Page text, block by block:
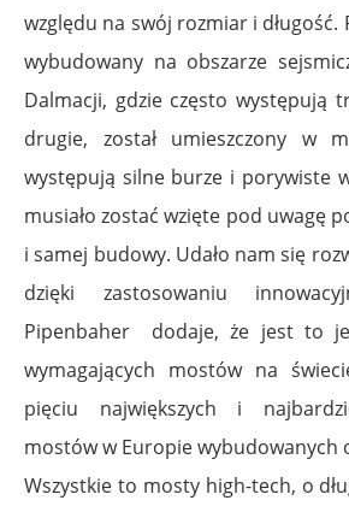
względu na swój rozmiar i długość.
wybudowany na obszarze
Dalmacji, gdzie często występują
drugie, został umieszczony w
występują silne burze i porywiste
musiało zostać wzięte pod uwagę
i samej budowy. Udało nam się
dzięki zastosowaniu
Pipenbaher dodaje, że jest to
wymagających mostów na
pięciu największych i
mostów w Europie wybudowanych
Wszystkie to mosty high-tech, o